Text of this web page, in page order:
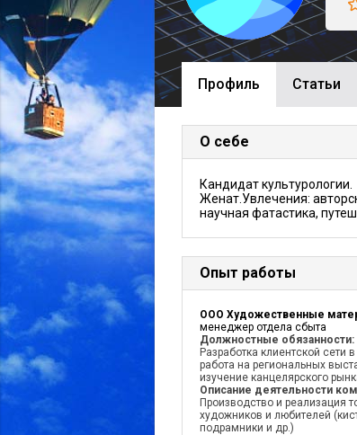
Профиль Cтатьи
О себе
Кандидат культурологии.
Женат.Увлечения:
научная фатастика,
Опыт работы
ООО Художественные
менеджер отдела сбыта
Должностные обязанности:
Разработка клиентской сети
работа на региональных
изучение канцелярского
Описание деятельности
Производство и реализация
художников и любителей
подрамники и др.)